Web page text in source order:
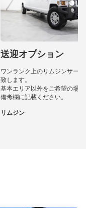
送迎オプション
ワンランク上のリムジンサー
致します。
基本エリア以外をご希望の場
備考欄に記載ください。
リムジン